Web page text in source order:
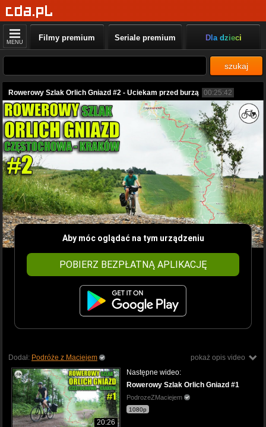
MENU Filmy premium Seriale premium Dla dzieci
szukaj
Rowerowy Szlak Orlich Gniazd #2 - Uciekam przed burzą 00:25:42
Aby móc oglądać na tym urządzeniu
POBIERZ BEZPŁATNĄ APLIKACJĘ
pokaż opis video
Dodał: Podróże z Maciejem
20:26
Następne wideo:
Rowerowy Szlak Orlich Gniazd #1
PodrozeZMaciejem
1080p